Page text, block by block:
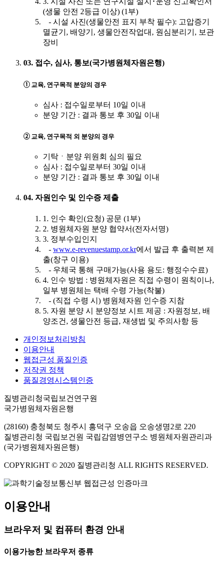
(생물 안전 2등급 이상) (1부)
- 시설 사진(생물안전 표지 부착 필수): 고압증기
멸균기, 배양기, 생물안전작업대, 원심분리기, 보관
장비
03. 접수, 심사, 통보(국가병원체자원은행)
➀ 교육, 연구목적 분양의 경우
심사 : 접수일로부터 10일 이내
분양 기간 : 결과 통보 후 30일 이내
➁ 교육, 연구목적 외 분양의 경우
기탁ㆍ분양 위원회 심의 필요
심사 : 접수일로부터 30일 이내
분양 기간 : 결과 통보 후 30일 이내
04. 자원인수 및 인수증 제출
1. 인수 확인(요청) 공문 (1부)
2. 병원체자원 분양 협약서(전자서명)
3. 정부수입인지
- www.e-revenuestamp.or.kr에서 발급 후 출력본 제
출(창구 이용)
- 우체국 통해 구매가능(사용 용도: 행정수수료)
4. 인수 방법 : 병원체자원은 직접 수령이 원칙이나,
일부 병원체는 택배 수령 가능(착불)
- (직접 수령 시) 병원체자원 인수증 지참
5. 자원 분양 시 분양정보 시트 제공 : 자원정보, 배
양조건, 생물안전 등급, 재생법 및 주의사항 등
개인정보처리방침
이용안내
웹접근성 품질인증
저작권 정책
품질경영시스템인증
질병관리청국립보건연구원
국가병원체자원은행
(28160) 충청북도 청주시 흥덕구 오송읍 오송생명2로 220
질병관리청 국립보건원 국립감염병연구소 병원체자원관리과
(국가병원체자원은행)
COPYRIGHT © 2020 질병관리청 ALL RIGHTS RESERVED.
이용안내
브라우저 및 컴퓨터 환경 안내
이용가능한 브라우저 종류